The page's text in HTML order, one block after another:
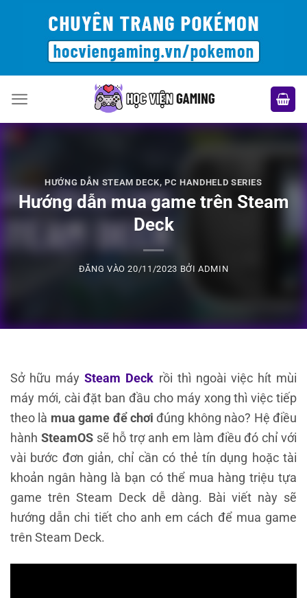
HƯỚNG DẪN STEAM DECK,PC HANDHELD SERIES
Hướng dẫn mua game trên Steam
Deck
ĐĂNG VÀO20/11/2023 BỞIADMIN
Sở hữu máySteam Deck rồi thì ngoài việc hít mùi
máy mới, cài đặt ban đầu cho máy xong thì việc tiếp
theo là mua game để chơi đúng không nào? Hệ điều
hành SteamOS sẽ hỗ trợ anh em làm điều đó chỉ với
vài bước đơn giản, chỉ cần có thẻ tín dụng hoặc tài
khoản ngân hàng là bạn có thể mua hàng triệu tựa
game trên Steam Deck dễ dàng. Bài viết này sẽ
hướng dẫn chi tiết cho anh em cách để mua game
trên Steam Deck.